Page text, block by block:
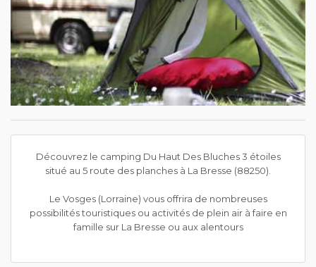
Découvrez le camping Du Haut Des Bluches 3 étoiles
situé au 5 route des planches à La Bresse (88250).
Le Vosges (Lorraine) vous offrira de nombreuses
possibilités touristiques ou activités de plein air à faire en
famille sur La Bresse ou aux alentours